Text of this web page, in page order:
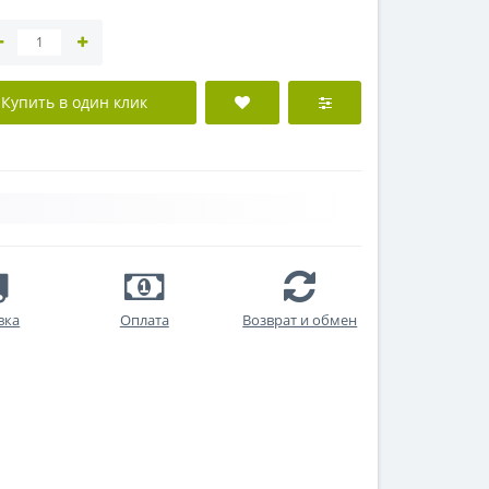
Купить в один клик
Оплата Возврат и обмен